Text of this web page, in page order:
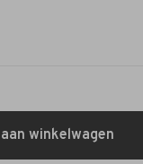
winkelwagen